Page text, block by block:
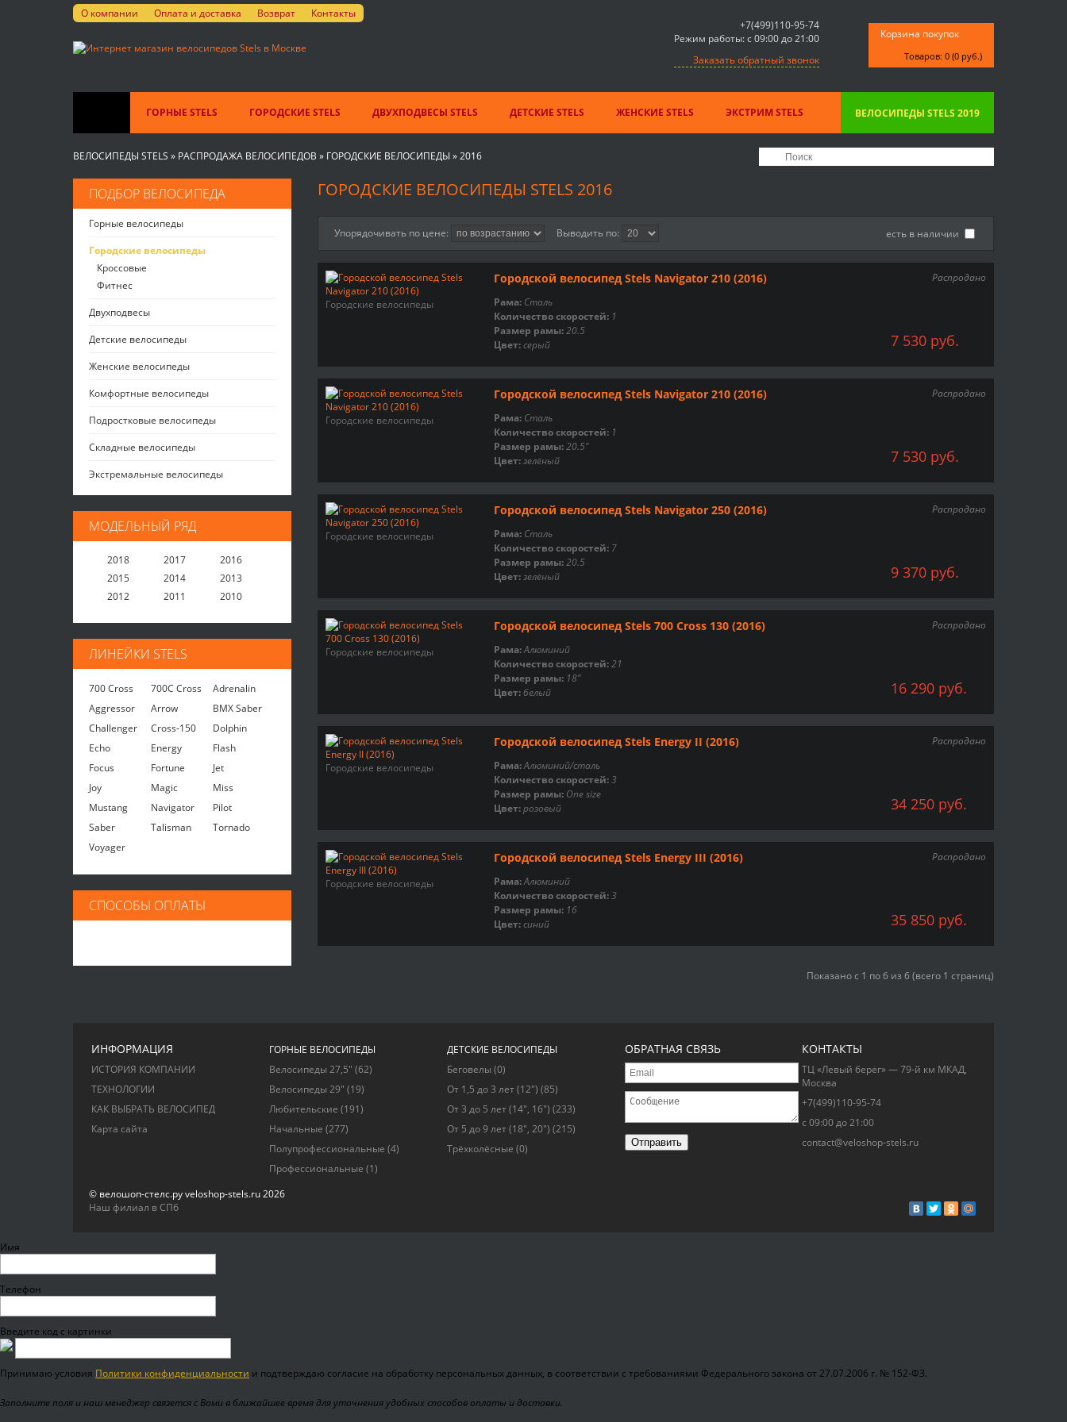
Корзина покупок
Товаров: 0 (0 руб.)
+7(499)110-95-74
Режим работы: с 09:00 до 21:00
Заказать обратный звонок
О компании Оплата и доставка Возврат Контакты
ГОРНЫЕ STELS ГОРОДСКИЕ STELS ДВУХПОДВЕСЫ STELS ДЕТСКИЕ STELS ЖЕНСКИЕ STELS ЭКСТРИМ STELS ВЕЛОСИПЕДЫ STELS 2019
ВЕЛОСИПЕДЫ STELS » РАСПРОДАЖА ВЕЛОСИПЕДОВ » ГОРОДСКИЕ ВЕЛОСИПЕДЫ »2016
ПОДБОР ВЕЛОСИПЕДА
Горные велосипеды
Городские велосипеды
Кроссовые
Фитнес
Двухподвесы
Детские велосипеды
Женские велосипеды
Комфортные велосипеды
Подростковые велосипеды
Складные велосипеды
Экстремальные велосипеды
МОДЕЛЬНЫЙ РЯД
2018 2017
2016
2015
2014
2013
2012
2011 2010
ЛИНЕЙКИ STELS
700 Cross 700C Cross
Adrenalin
Aggressor
Arrow
BMX Saber
Challenger
Cross-150
Dolphin
Echo
Energy
Flash
Focus
Fortune
Jet
Joy
Magic
Miss
Mustang
Navigator
Pilot
Saber
Talisman
Tornado
Voyager
СПОСОБЫ ОПЛАТЫ
ГОРОДСКИЕ ВЕЛОСИПЕДЫ STELS 2016
Упорядочивать по цене: Выводить по: есть в наличии
Городские велосипеды
Городской велосипед Stels Navigator 210 (2016)
7 530 руб.
Распродано
Рама: Сталь
Количество скоростей: 1
Размер рамы:20.5
Цвет:серый
Городские велосипеды
Городской велосипед Stels Navigator 210 (2016)
7 530 руб.
Распродано
Рама: Сталь
Количество скоростей: 1
Размер рамы:20.5"
Цвет:зелёный
Городские велосипеды
Городской велосипед Stels Navigator 250 (2016)
9 370 руб.
Распродано
Рама: Сталь
Количество скоростей: 7
Размер рамы:20.5
Цвет:зелёный
Городские велосипеды
Городской велосипед Stels 700 Cross 130 (2016)
16 290 руб.
Распродано
Рама:Алюминий
Количество скоростей:21
Размер рамы: 18"
Цвет:белый
Городские велосипеды
Городской велосипед Stels Energy II (2016)
34 250 руб.
Распродано
Рама:Алюминий/сталь
Количество скоростей:3
Размер рамы: One size
Цвет:розовый
Городские велосипеды
Городской велосипед Stels Energy III (2016)
35 850 руб.
Распродано
Рама:Алюминий
Количество скоростей:3
Размер рамы: 16
Цвет:синий
Показано с 1 по 6 из 6 (всего 1 страниц)
ИНФОРМАЦИЯ
ИСТОРИЯ КОМПАНИИ
ТЕХНОЛОГИИ
КАК ВЫБРАТЬ ВЕЛОСИПЕД
Карта сайта
ГОРНЫЕ ВЕЛОСИПЕДЫ
Велосипеды 27,5" (62)
Велосипеды 29" (19)
Любительские (191)
Начальные (277)
Полупрофессиональные (4)
Профессиональные (1)
ДЕТСКИЕ ВЕЛОСИПЕДЫ
Беговелы (0)
От 1,5 до 3 лет (12") (85)
От 3 до 5 лет (14", 16") (233)
От 5 до 9 лет (18", 20") (215)
Трёхколёсные (0)
ОБРАТНАЯ СВЯЗЬ
Отправить
КОНТАКТЫ
ТЦ «Левый берег» — 79-й км МКАД,
Москва
+7(499)110-95-74
с 09:00 до 21:00
contact@veloshop-stels.ru
© велошоп-стелс.ру veloshop-stels.ru 2026
Наш филиал в СПб
Имя
Телефон
Введите код с картинки
Принимаю условия Политики конфиденциальности и подтверждаю согласие на обработку персональных данных, в соответствии с требованиями Федерального закона от 27.07.2006 г. № 152-ФЗ.
Заполните поля и наш менеджер связется с Вами в ближайшее время для уточнения удобных способов оплаты и доставки.